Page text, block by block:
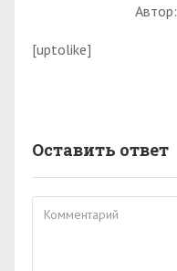
Автор:
[uptolike]
Оставить ответ